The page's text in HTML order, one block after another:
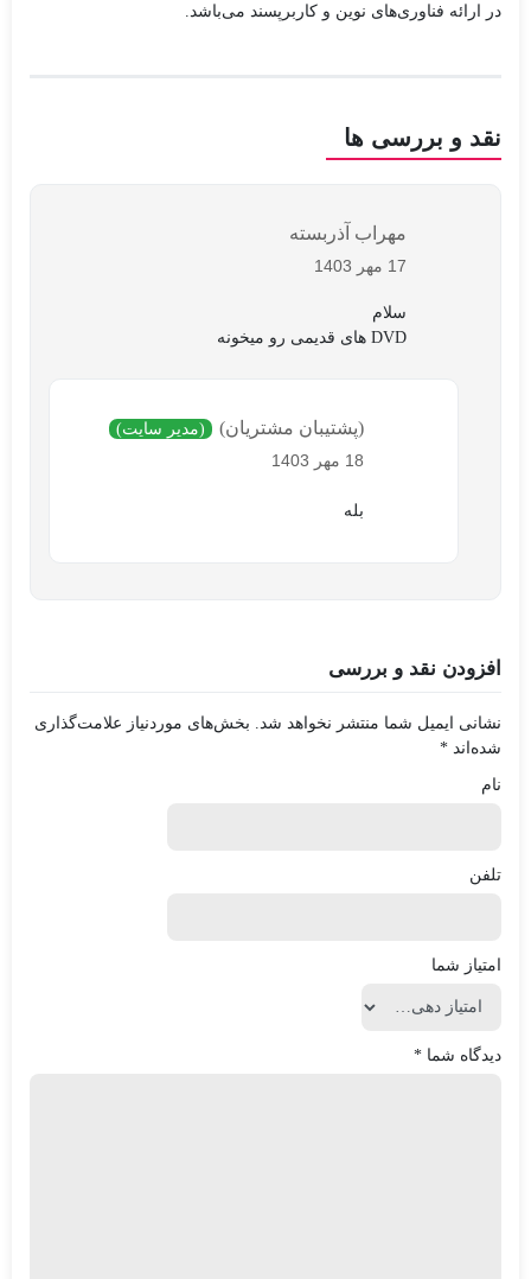
در ارائه فناوری‌های نوین و کاربرپسند می‌باشد.
نقد و بررسی ها
مهراب آذربسته
17 مهر 1403
سلام
DVD های قدیمی رو میخونه
(پشتیبان مشتریان) (مدیر سایت)
18 مهر 1403
بله
افزودن نقد و بررسی
نشانی ایمیل شما منتشر نخواهد شد.
بخش‌های موردنیاز علامت‌گذاری
شده‌اند *
نام
تلفن
امتیاز شما
دیدگاه شما *